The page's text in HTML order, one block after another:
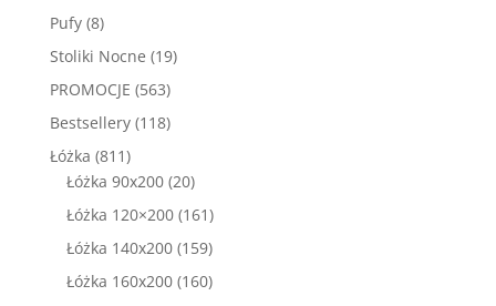
Pufy 88
produktów
Stoliki Nocne 1919
PROMOCJE 563563
produkty
Bestsellery 118118
Łóżka 811811
produktów
Łóżka 90x200 2020
produktów
Łóżka 120×200 161161
produktów
Łóżka 140x200 159159
produktów
Łóżka 160x200 160160